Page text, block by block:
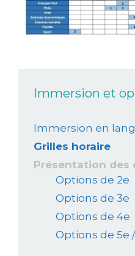
Immersion et
Immersion en
Grilles horaire
Présentation des
Options de 2e
Options de 3e
Options de 4e
Options de 5e